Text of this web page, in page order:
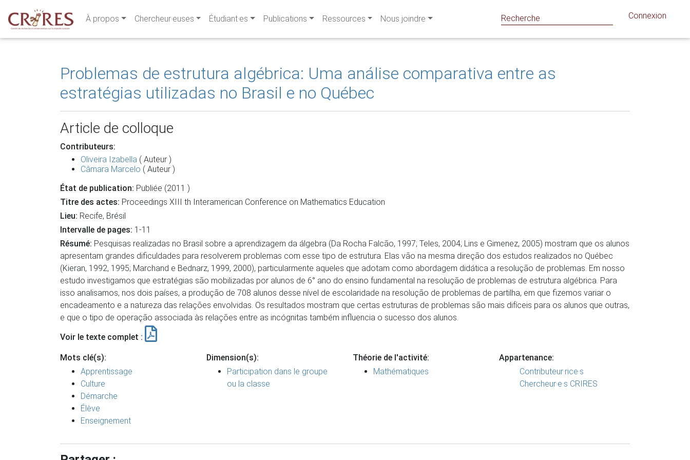
À propos Chercheur·euses Étudiant·es Publications Ressources Nous joindre Connexion
Problemas de estrutura algébrica: Uma análise comparativa entre as
estratégias utilizadas no Brasil e no Québec
Article de colloque
Contributeurs:
Oliveira Izabella ( Auteur )
Câmara Marcelo ( Auteur )
État de publication: Publiée (2011 )
Titre des actes: Proceedings XIII th Interamerican Conference on Mathematics Education
Lieu: Recife, Brésil
Intervalle de pages: 1-11
Résumé: Pesquisas realizadas no Brasil sobre a aprendizagem da álgebra (Da Rocha Falcão, 1997; Teles, 2004; Lins e Gimenez, 2005) mostram que os alunos
apresentam grandes dificuldades para resolverem problemas com esse tipo de estrutura. Elas vão na mesma direção dos estudos realizados no Québec
(Kieran, 1992, 1995; Marchand e Bednarz, 1999, 2000), particularmente aqueles que adotam como abordagem didática a resolução de problemas. Em nosso
estudo investigamos que estratégias são mobilizadas por alunos de 6° ano do ensino fundamental na resolução de problemas de estrutura algébrica. Para
isso analisamos, nos dois países, a produção de 708 alunos desse nível de escolaridade na resolução de problemas de partilha, em que fizemos variar o
encadeamento e a natureza das relações envolvidas. Os resultados mostram que certas estruturas de problemas são mais difíceis para os alunos que outras,
e que o tipo de operação associada às relações entre as incógnitas também influencia o sucesso dos alunos.
Voir le texte complet :
Mots clé(s):
Apprentissage
Culture
Démarche
Élève
Enseignement
Dimension(s):
Participation dans le groupe
ou la classe
Théorie de l'activité:
Mathématiques
Appartenance:
Contributeur·rice·s
Chercheur·e·s CRIRES